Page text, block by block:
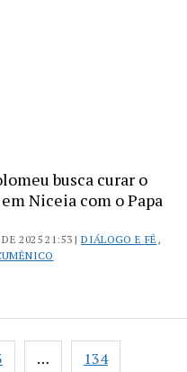
busca curar o
Niceia com o Papa
DE 2025 21:53 |DIÁLOGO E FÉ ,
… 134